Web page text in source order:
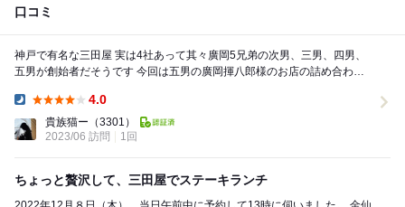
口コミ
神戸で有名な三田屋 実は4社あって其々廣岡5兄弟の次男、三男、四男、
五男が創始者だそうです 今回は五男の廣岡揮八郎様のお店の詰め合わせ
4.0
貴族猫ー （3301）
2023/06 訪問
1回
ちょっと贅沢して、三田屋でステーキランチ